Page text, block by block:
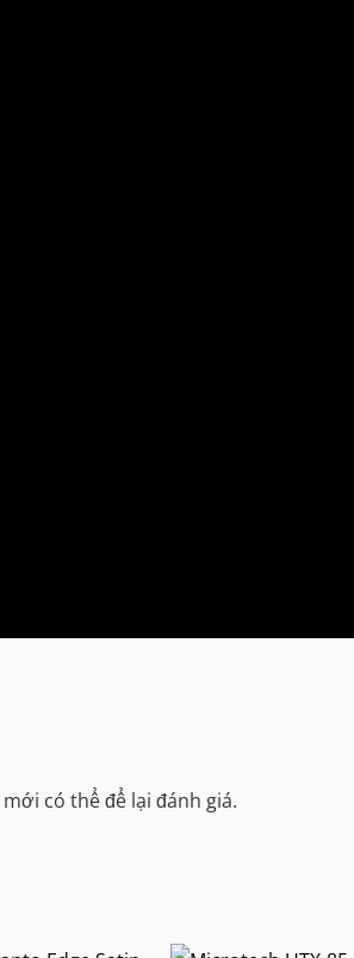
có thể để lại đánh giá.